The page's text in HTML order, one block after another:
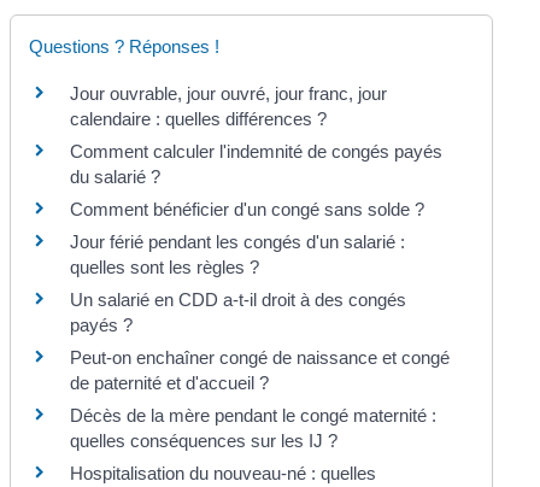
Questions ? Réponses !
Jour ouvrable, jour ouvré, jour franc, jour
calendaire : quelles différences ?
Comment calculer l'indemnité de congés payés
du salarié ?
Comment bénéficier d'un congé sans solde ?
Jour férié pendant les congés d'un salarié :
quelles sont les règles ?
Un salarié en CDD a-t-il droit à des congés
payés ?
Peut-on enchaîner congé de naissance et congé
de paternité et d'accueil ?
Décès de la mère pendant le congé maternité :
quelles conséquences sur les IJ ?
Hospitalisation du nouveau-né : quelles